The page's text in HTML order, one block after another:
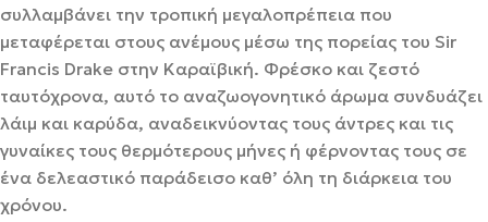
συλλαμβάνει την τροπική μεγαλοπρέπεια που
μεταφέρεται στους ανέμους μέσω της πορείας του Sir
Francis Drake στην Καραϊβική. Φρέσκο και ζεστό
ταυτόχρονα, αυτό το αναζωογονητικό άρωμα συνδυάζει
λάιμ και καρύδα, αναδεικνύοντας τους άντρες και τις
γυναίκες τους θερμότερους μήνες ή φέρνοντας τους σε
ένα δελεαστικό παράδεισο καθ’ όλη τη διάρκεια του
χρόνου.